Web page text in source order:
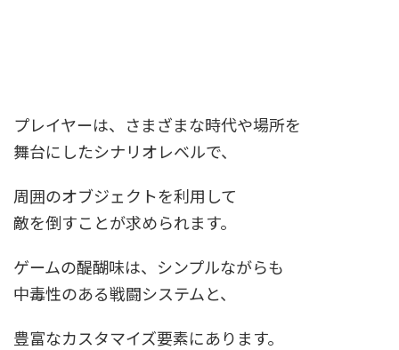
プレイヤーは、さまざまな時代や場所を
舞台にしたシナリオレベルで、
周囲のオブジェクトを利用して
敵を倒すことが求められます。
ゲームの醍醐味は、シンプルながらも
中毒性のある戦闘システムと、
豊富なカスタマイズ要素にあります。